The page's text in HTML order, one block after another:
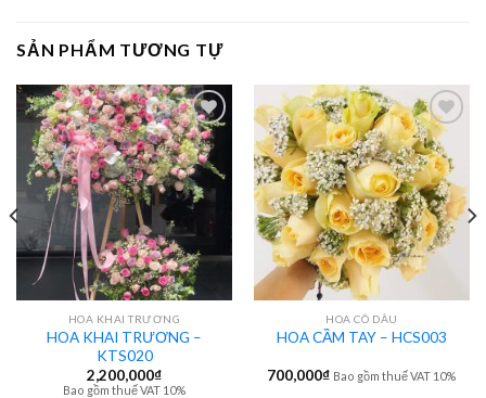
SẢN PHẨM TƯƠNG TỰ
HOA KHAI TRƯƠNG
HOA KHAI TRƯƠNG –
KTS020
2,200,000₫
Bao gồm thuế VAT 10%
HOA CÔ DÂU
HOA CẦM TAY – HCS003
700,000₫ Bao gồm thuế VAT 10%